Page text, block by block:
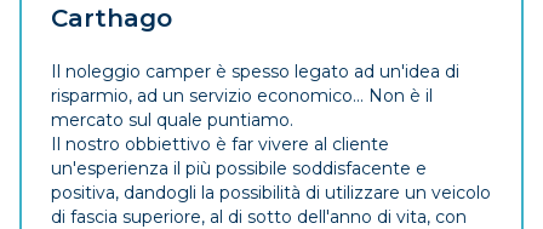
Carthago
Il noleggio camper è spesso legato ad un'idea di
risparmio, ad un servizio economico... Non è il
mercato sul quale puntiamo.
Il nostro obbiettivo è far vivere al cliente
un'esperienza il più possibile soddisfacente e
positiva, dandogli la possibilità di utilizzare un veicolo
di fascia superiore, al di sotto dell'anno di vita, con